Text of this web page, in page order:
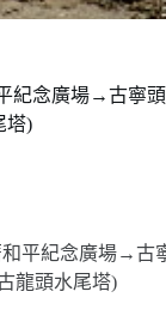
紀念廣場→古寧頭
塔)